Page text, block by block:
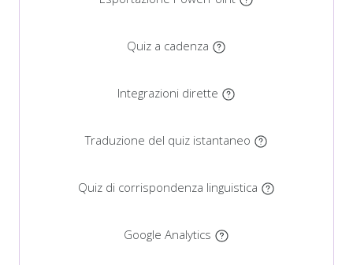
Quiz a cadenza
Integrazioni dirette
Traduzione del quiz istantaneo
Quiz di corrispondenza linguistica
Google Analytics